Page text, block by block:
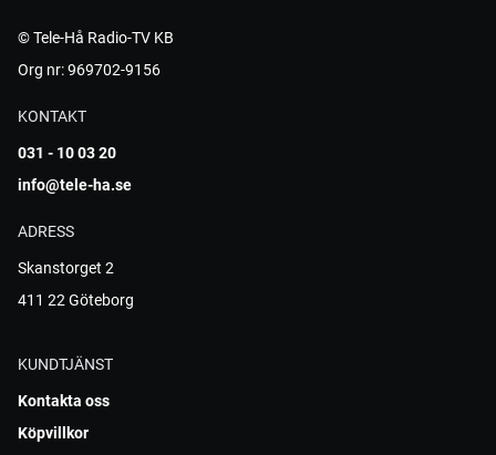
© Tele-Hå Radio-TV KB
Org nr: 969702-9156
KONTAKT
031 - 10 03 20
info@tele-ha.se
ADRESS
Skanstorget 2
411 22 Göteborg
KUNDTJÄNST
Kontakta oss
Köpvillkor